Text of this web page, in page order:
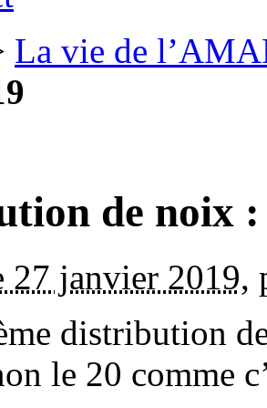
La vie de
de noix :
27 janvier 2019,
distribution
le 20 comme